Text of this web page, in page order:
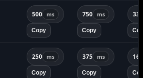
500 ms
Copy
750 ms
Copy
333
250 ms
Copy
375 ms
Copy
167